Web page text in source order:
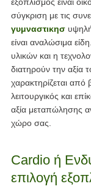
εξοπλισμός είναι
σύγκριση με τις
γυμναστικησ
είναι αναλώσιμα
υλικών και η
διατηρούν την αξία
χαρακτηρίζεται
λειτουργικός και
αξία μεταπώλησης
χώρο σας.
Cardio ή
επιλογή